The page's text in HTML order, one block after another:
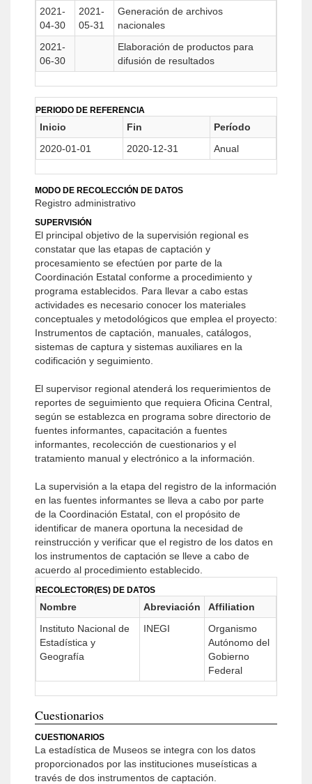
2021-
04-30
2021-
05-31
Generación de archivos
nacionales
2021-
06-30
Elaboración de productos para
difusión de resultados
PERIODO DE REFERENCIA
Inicio Fin
Período
2020-01-01
2020-12-31 Anual
MODO DE RECOLECCIÓN DE DATOS
Registro administrativo
SUPERVISIÓN
El principal objetivo de la supervisión regional es
constatar que las etapas de captación y
procesamiento se efectúen por parte de la
Coordinación Estatal conforme a procedimiento y
programa establecidos. Para llevar a cabo estas
actividades es necesario conocer los materiales
conceptuales y metodológicos que emplea el proyecto:
Instrumentos de captación, manuales, catálogos,
sistemas de captura y sistemas auxiliares en la
codificación y seguimiento.
El supervisor regional atenderá los requerimientos de
reportes de seguimiento que requiera Oficina Central,
según se establezca en programa sobre directorio de
fuentes informantes, capacitación a fuentes
informantes, recolección de cuestionarios y el
tratamiento manual y electrónico a la información.
La supervisión a la etapa del registro de la información
en las fuentes informantes se lleva a cabo por parte
de la Coordinación Estatal, con el propósito de
identificar de manera oportuna la necesidad de
reinstrucción y verificar que el registro de los datos en
los instrumentos de captación se lleve a cabo de
acuerdo al procedimiento establecido.
RECOLECTOR(ES) DE DATOS
Nombre Abreviación
Affiliation
Instituto Nacional de
Estadística y
Geografía
INEGI
Organismo
Autónomo del
Gobierno
Federal
Cuestionarios
CUESTIONARIOS
La estadística de Museos se integra con los datos
proporcionados por las instituciones museísticas a
través de dos instrumentos de captación.